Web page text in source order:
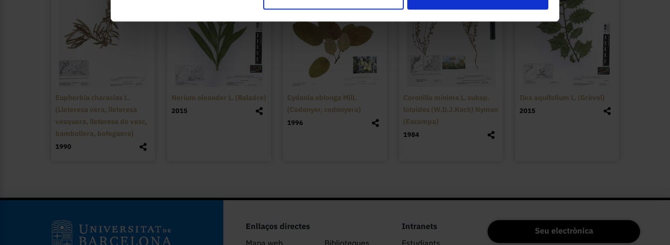
Euphorbia characias L.
(Lleteresa vera, lleteresa
vesquera, lleteresa de vesc,
bambollera, bofeguera)
1990
Nerium oleander L. (Baladre)
2015
Cydonia oblonga Mill.
(Codonyer, codonyera)
1996
Coronilla minima L. subsp.
lotoides (W.D.J.Koch) Nyman
(Escompa)
1984
Ilex aquifolium L. (Grèvol)
2015
Enllaços directes
Intranets
Seu electrònica